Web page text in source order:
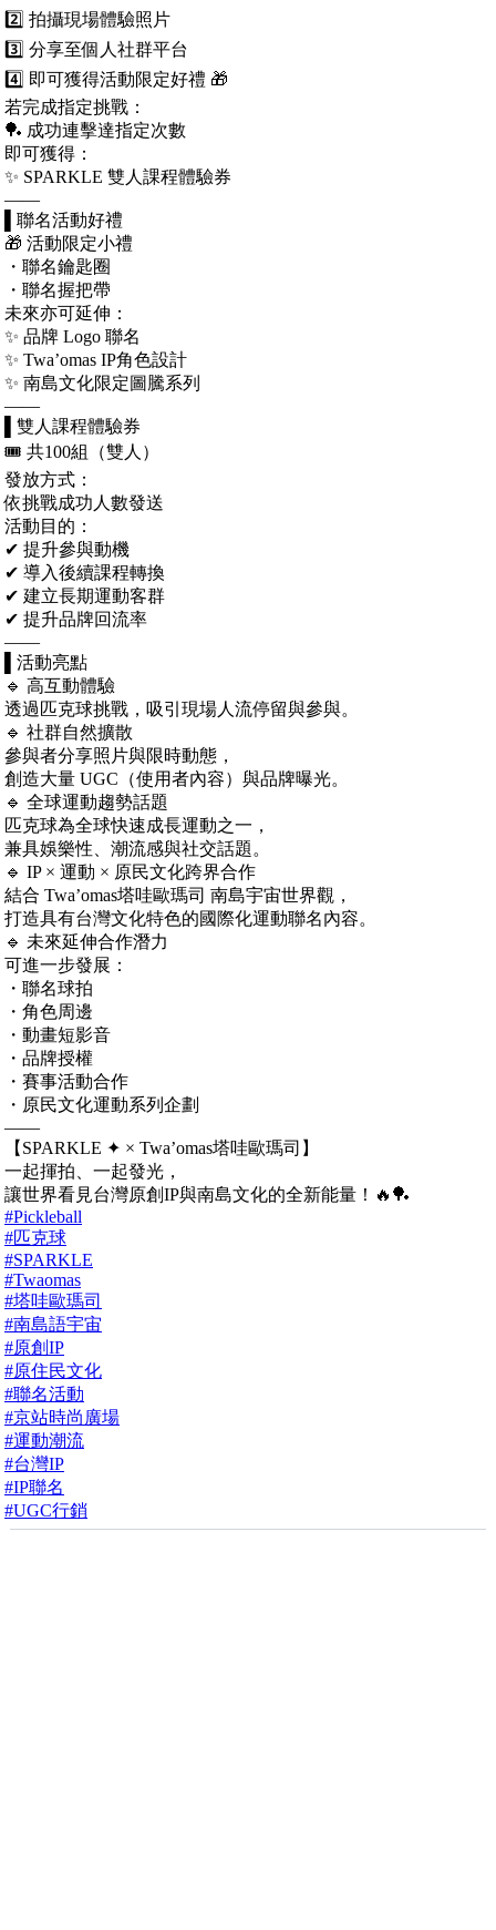
2️⃣ 拍攝現場體驗照片
3️⃣ 分享至個人社群平台
4️⃣ 即可獲得活動限定好禮 🎁
若完成指定挑戰：
🏓 成功連擊達指定次數
即可獲得：
✨ SPARKLE 雙人課程體驗券
——
▌聯名活動好禮
🎁 活動限定小禮
・聯名鑰匙圈
・聯名握把帶
未來亦可延伸：
✨ 品牌 Logo 聯名
✨ Twa’omas IP角色設計
✨ 南島文化限定圖騰系列
——
▌雙人課程體驗券
🎟️ 共100組（雙人）
發放方式：
依挑戰成功人數發送
活動目的：
✔ 提升參與動機
✔ 導入後續課程轉換
✔ 建立長期運動客群
✔ 提升品牌回流率
——
▌活動亮點
🔹 高互動體驗
透過匹克球挑戰，吸引現場人流停留與參與。
🔹 社群自然擴散
參與者分享照片與限時動態，
創造大量 UGC（使用者內容）與品牌曝光。
🔹 全球運動趨勢話題
匹克球為全球快速成長運動之一，
兼具娛樂性、潮流感與社交話題。
🔹 IP × 運動 × 原民文化跨界合作
結合 Twa’omas塔哇歐瑪司 南島宇宙世界觀，
打造具有台灣文化特色的國際化運動聯名內容。
🔹 未來延伸合作潛力
可進一步發展：
・聯名球拍
・角色周邊
・動畫短影音
・品牌授權
・賽事活動合作
・原民文化運動系列企劃
——
【SPARKLE ✦ × Twa’omas塔哇歐瑪司】
一起揮拍、一起發光，
讓世界看見台灣原創IP與南島文化的全新能量！🔥🏓
#Pickleball
#匹克球
#SPARKLE
#Twaomas
#塔哇歐瑪司
#南島語宇宙
#原創IP
#原住民文化
#聯名活動
#京站時尚廣場
#運動潮流
#台灣IP
#IP聯名
#UGC行銷